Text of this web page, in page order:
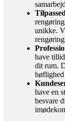
unikke.
have
dit rum.
høflighed
have en
besvare